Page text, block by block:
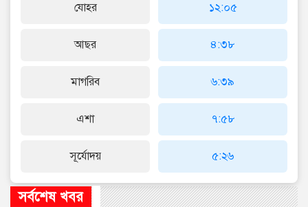
যোহর
আছর
মাগরিব
এশা
সূর্যোদয়
১২:০৫
৪:৩৮
৬:৩৯
৭:৫৮
৫:২৬
সর্বশেষ খবর